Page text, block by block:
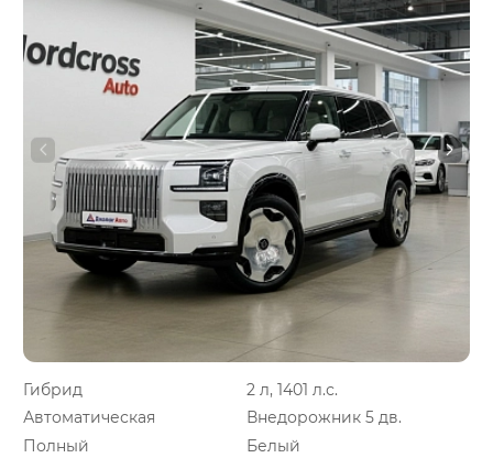
Гибрид
2 л, 1401 л.с.
Автоматическая
Внедорожник 5 дв.
Полный
Белый